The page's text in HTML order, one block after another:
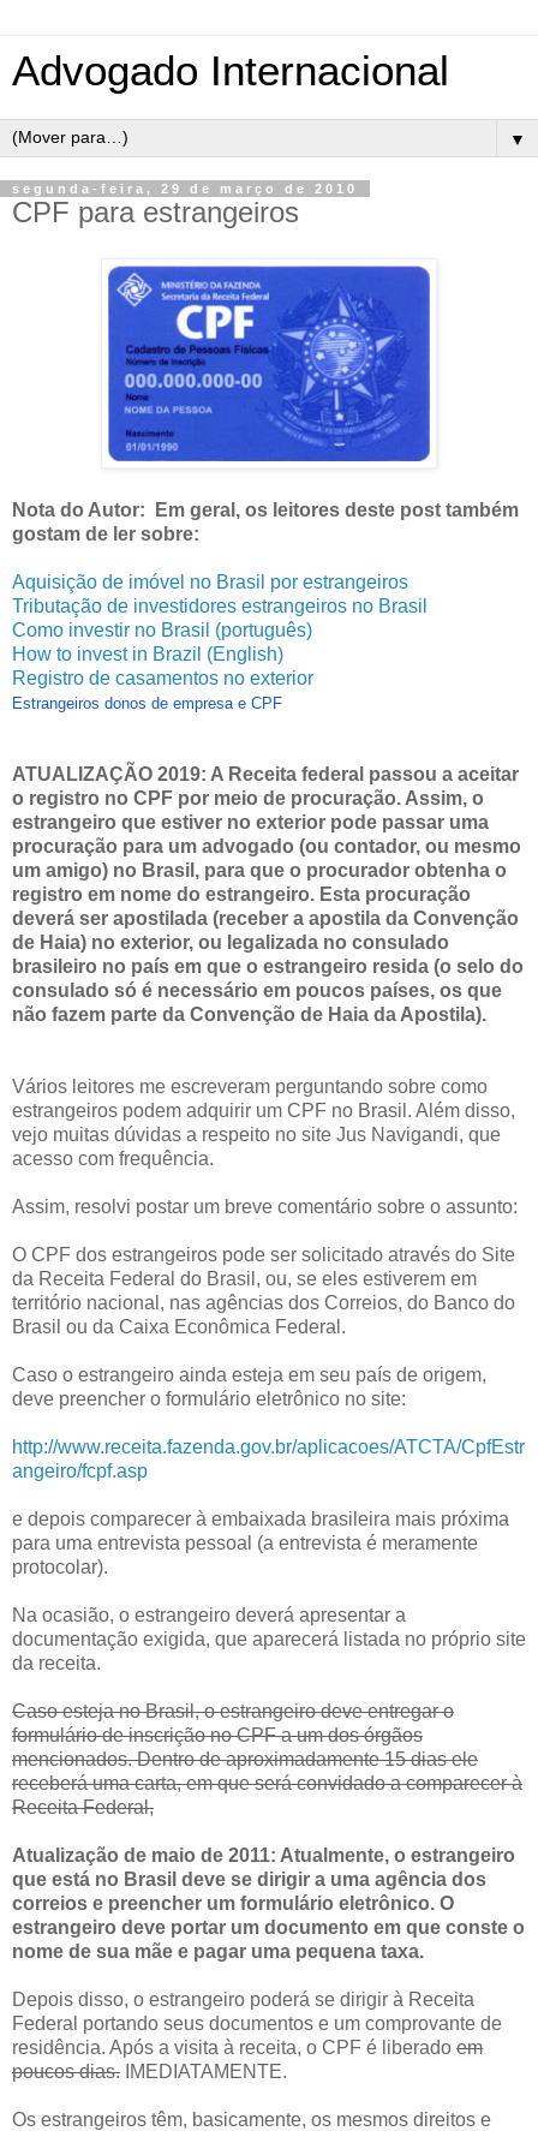
Advogado Internacional
▼
segunda-feira, 29 de março de 2010
CPF para estrangeiros
Nota do Autor: Em geral, os leitores deste post também
gostam de ler sobre:
Aquisição de imóvel no Brasil por estrangeiros
Tributação de investidores estrangeiros no Brasil
Como investir no Brasil (português)
How to invest in Brazil (English)
Registro de casamentos no exterior
Estrangeiros donos de empresa e CPF
ATUALIZAÇÃO 2019: A Receita federal passou a aceitar
o registro no CPF por meio de procuração. Assim, o
estrangeiro que estiver no exterior pode passar uma
procuração para um advogado (ou contador, ou mesmo
um amigo) no Brasil, para que o procurador obtenha o
registro em nome do estrangeiro. Esta procuração
deverá ser apostilada (receber a apostila da Convenção
de Haia) no exterior, ou legalizada no consulado
brasileiro no país em que o estrangeiro resida (o selo do
consulado só é necessário em poucos países, os que
não fazem parte da Convenção de Haia da Apostila).
Vários leitores me escreveram perguntando sobre como
estrangeiros podem adquirir um CPF no Brasil. Além disso,
vejo muitas dúvidas a respeito no site Jus Navigandi, que
acesso com frequência.
Assim, resolvi postar um breve comentário sobre o assunto:
O CPF dos estrangeiros pode ser solicitado através do Site
da Receita Federal do Brasil, ou, se eles estiverem em
território nacional, nas agências dos Correios, do Banco do
Brasil ou da Caixa Econômica Federal.
Caso o estrangeiro ainda esteja em seu país de origem,
deve preencher o formulário eletrônico no site:
http://www.receita.fazenda.gov.br/aplicacoes/ATCTA/CpfEstr
angeiro/fcpf.asp
e depois comparecer à embaixada brasileira mais próxima
para uma entrevista pessoal (a entrevista é meramente
protocolar).
Na ocasião, o estrangeiro deverá apresentar a
documentação exigida, que aparecerá listada no próprio site
da receita.
Caso esteja no Brasil, o estrangeiro deve entregar o
formulário de inscrição no CPF a um dos órgãos
mencionados. Dentro de aproximadamente 15 dias ele
receberá uma carta, em que será convidado a comparecer à
Receita Federal,
Atualização de maio de 2011: Atualmente, o estrangeiro
que está no Brasil deve se dirigir a uma agência dos
correios e preencher um formulário eletrônico. O
estrangeiro deve portar um documento em que conste o
nome de sua mãe e pagar uma pequena taxa.
Depois disso, o estrangeiro poderá se dirigir à Receita
Federal portando seus documentos e um comprovante de
residência. Após a visita à receita, o CPF é liberado em
poucos dias. IMEDIATAMENTE.
Os estrangeiros têm, basicamente, os mesmos direitos e